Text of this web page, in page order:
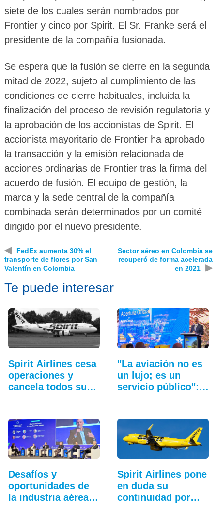
siete de los cuales serán nombrados por
Frontier y cinco por Spirit. El Sr. Franke será el
presidente de la compañía fusionada.
Se espera que la fusión se cierre en la segunda
mitad de 2022, sujeto al cumplimiento de las
condiciones de cierre habituales, incluida la
finalización del proceso de revisión regulatoria y
la aprobación de los accionistas de Spirit. El
accionista mayoritario de Frontier ha aprobado
la transacción y la emisión relacionada de
acciones ordinarias de Frontier tras la firma del
acuerdo de fusión. El equipo de gestión, la
marca y la sede central de la compañía
combinada serán determinados por un comité
dirigido por el nuevo presidente.
◀
FedEx aumenta 30% el
transporte de flores por San
Valentín en Colombia
Sector aéreo en Colombia se
recuperó de forma acelerada
en 2021
▶
Te puede interesar
Spirit Airlines cesa
operaciones y
cancela todos sus
"La aviación no es
un lujo; es un
servicio público":…
Desafíos y
oportunidades de
la industria aérea
Spirit Airlines pone
en duda su
continuidad por…